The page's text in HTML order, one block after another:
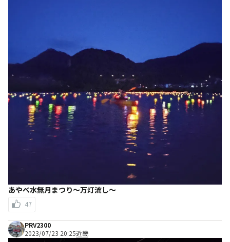
あやべ水無月まつり～万灯流し～
47
PRV2300
2023/07/23 20:25近畿